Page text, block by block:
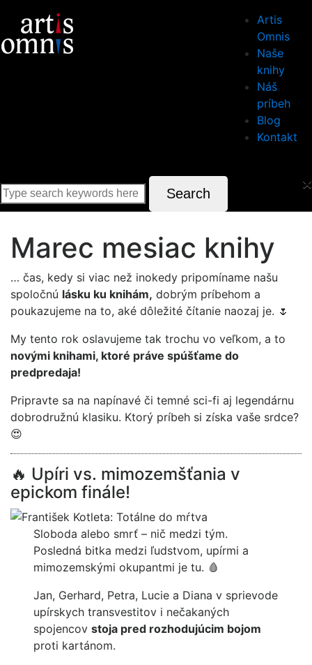
Artis
Omnis
Naše
knihy
Náš
príbeh
Blog
Kontakt
×
Search
Marec mesiac knihy
… čas, kedy si viac než inokedy pripomíname našu
spoločnú lásku ku knihám, dobrým príbehom a
poukazujeme na to, aké dôležité čítanie naozaj je. 🌷
My tento rok oslavujeme tak trochu vo veľkom, a to
novými knihami, ktoré práve spúšťame do
predpredaja!
Pripravte sa na napínavé či temné sci-fi aj legendárnu
dobrodružnú klasiku. Ktorý príbeh si získa vaše srdce?
😍
🔥 Upíri vs. mimozemšťania v
epickom finále!
Sloboda alebo smrť – nič medzi tým.
Posledná bitka medzi ľudstvom, upírmi a
mimozemskými okupantmi je tu. 🩸
Jan, Gerhard, Petra, Lucie a Diana v sprievode
upírskych transvestitov i nečakaných
spojencovstoja pred rozhodujúcim bojom
proti kartánom.